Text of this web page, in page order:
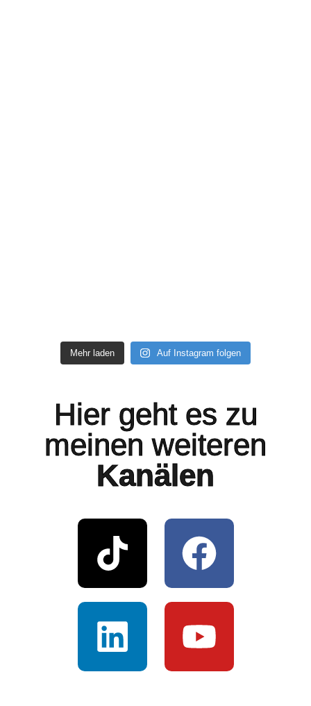
Mehr laden Auf Instagram folgen
Hier geht es zu
meinen weiteren
Kanälen